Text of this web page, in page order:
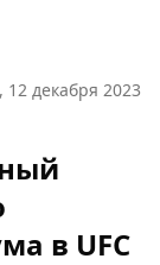
12 декабря 2023
в UFC